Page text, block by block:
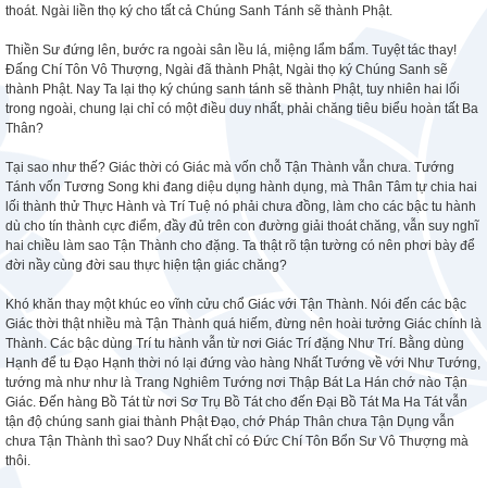
thoát. Ngài liền thọ ký cho tất cả Chúng Sanh Tánh sẽ thành Phật.
Thiền Sư đứng lên, bước ra ngoài sân lều lá, miệng lẩm bẩm. Tuyệt tác thay!
Đấng Chí Tôn Vô Thượng, Ngài đã thành Phật, Ngài thọ ký Chúng Sanh sẽ
thành Phật. Nay Ta lại thọ ký chúng sanh tánh sẽ thành Phật, tuy nhiên hai lối
trong ngoài, chung lại chỉ có một điều duy nhất, phải chăng tiêu biểu hoàn tất Ba
Thân?
Tại sao như thế? Giác thời có Giác mà vốn chỗ Tận Thành vẫn chưa. Tướng
Tánh vốn Tương Song khi đang diệu dụng hành dụng, mà Thân Tâm tự chia hai
lối thành thử Thực Hành và Trí Tuệ nó phải chưa đồng, làm cho các bậc tu hành
dù cho tín thành cực điểm, đầy đủ trên con đường giải thoát chăng, vẫn suy nghĩ
hai chiều làm sao Tận Thành cho đặng. Ta thật rõ tận tường có nên phơi bày để
đời nầy cùng đời sau thực hiện tận giác chăng?
Khó khăn thay một khúc eo vĩnh cửu chổ Giác với Tận Thành. Nói đến các bậc
Giác thời thật nhiều mà Tận Thành quá hiếm, đừng nên hoài tưởng Giác chính là
Thành. Các bậc dùng Trí tu hành vẫn từ nơi Giác Trí đặng Như Trí. Bằng dùng
Hạnh để tu Đạo Hạnh thời nó lại đứng vào hàng Nhất Tướng về với Như Tướng,
tướng mà như như là Trang Nghiêm Tướng nơi Thập Bát La Hán chớ nào Tận
Giác. Đến hàng Bồ Tát từ nơi Sơ Trụ Bồ Tát cho đến Đại Bồ Tát Ma Ha Tát vẫn
tận độ chúng sanh giai thành Phật Đạo, chớ Pháp Thân chưa Tận Dụng vẫn
chưa Tận Thành thì sao? Duy Nhất chỉ có Đức Chí Tôn Bổn Sư Vô Thượng mà
thôi.